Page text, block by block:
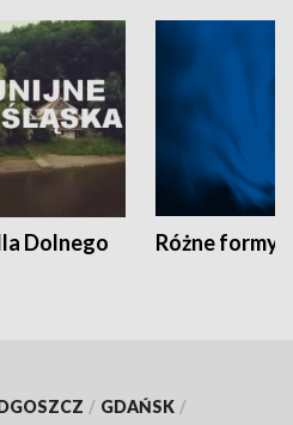
Dolnego
Różne formy
/ GDAŃSK /